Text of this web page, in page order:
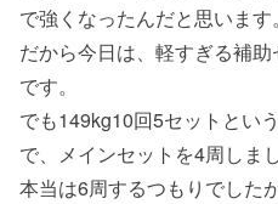
で強くなったんだと思います。
だから今日は、軽すぎる補
です。
でも149kg10回5セットとい
で、メインセットを4周しまし
本当は6周するつもりでした